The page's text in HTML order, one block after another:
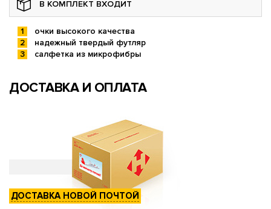
В КОМПЛЕКТ ВХОДИТ
очки высокого качества
надежный твердый футляр
салфетка из микрофибры
ДОСТАВКА И ОПЛАТА
ДОСТАВКА НОВОЙ ПОЧТОЙ